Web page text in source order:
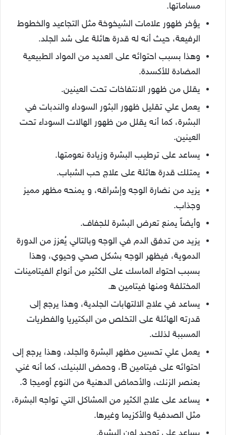
مساماتها.
يؤخر ظهور علامات الشيخوخة مثل التجاعيد والخطوط
الرفيعة، حيث أنه له قدرة هائلة على شد الجلد.
وهذا بسبب احتوائه على العديد من المواد الطبيعية
المضادة للأكسدة.
يقلل من ظهور الانتفاخات تحت العينين.
يعمل علي تقليل ظهور البثور السوداء والندبات في
البشرة، كما أنه يقلل من ظهور الهالات السوداء تحت
العينين.
يساعد على ترطيب البشرة وزيادة نعومتها.
يمتلك قدرة هائلة على علاج حب الشباب.
يزيد من نضارة الوجه وإشراقه، و يمنحه مظهر مميز
وجذاب.
وأيضاً يمنع تعرض البشرة للجفاف.
يزيد من تدفق الدم في الوجه وبالتالي يُعزز من الدورة
الدموية، فيظهر الوجه بشكل صحي وحيوي، وهذا
بسبب احتواء الماسك على الكثير من أنواع الفيتامينات
المختلفة ومنها فيتامين ه‍.
يساعد في علاج الالتهابات الجلدية، وهذا يرجع إلى
قدرته الهائلة على التخلص من البكتيريا والفطريات
المسببة لذلك.
يعمل علي تحسين مظهر البشرة والجلد، وهذا يرجع إلى
احتوائه على فيتامين B، وحمض اللبنيك، كما أنه غني
بعنصر الزنك، والأحماض الدهنية من النوع أوميجا 3.
يساعد على علاج الكثير من المشاكل التي تواجه البشرة،
مثل الصدفية والأكزيما وغيرها.